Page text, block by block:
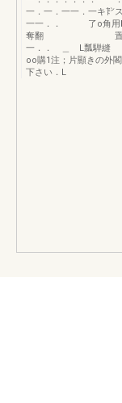
一．一．一一．一キ㌣
一一．． 了o角
奪翻 置 r r r
一．． ＿ L瓢騨
oo購1注；片顯きの外
下さい．L